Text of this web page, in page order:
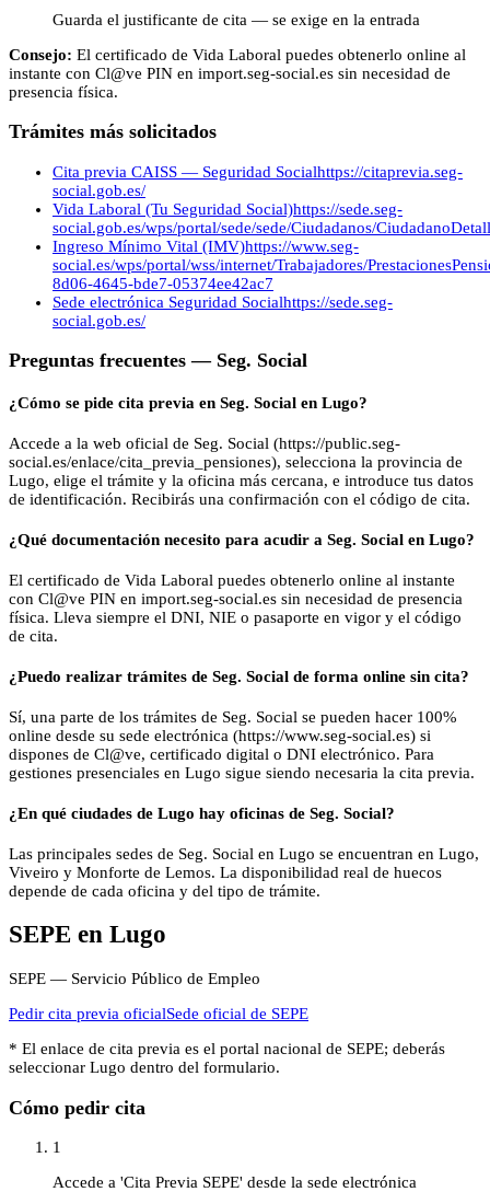
Guarda el justificante de cita — se exige en la entrada
Consejo: El certificado de Vida Laboral puedes obtenerlo online al
instante con Cl@ve PIN en import.seg-social.es sin necesidad de
presencia física.
Trámites más solicitados
Cita previa CAISS — Seguridad Socialhttps://citaprevia.seg-
social.gob.es/
Vida Laboral (Tu Seguridad Social)https://sede.seg-
social.gob.es/wps/portal/sede/sede/Ciudadanos/
Ingreso Mínimo Vital (IMV)https://www.seg-
social.es/wps/portal/wss/internet/Trabajadores/
8d06-4645-bde7-05374ee42ac7
Sede electrónica Seguridad Socialhttps://sede.seg-
social.gob.es/
Preguntas frecuentes — Seg. Social
¿Cómo se pide cita previa en Seg. Social en Lugo?
Accede a la web oficial de Seg. Social (https://public.seg-
social.es/enlace/cita_previa_pensiones), selecciona la provincia de
Lugo, elige el trámite y la oficina más cercana, e introduce tus datos
de identificación. Recibirás una confirmación con el código de cita.
¿Qué documentación necesito para acudir a Seg. Social en Lugo?
El certificado de Vida Laboral puedes obtenerlo online al instante
con Cl@ve PIN en import.seg-social.es sin necesidad de presencia
física. Lleva siempre el DNI, NIE o pasaporte en vigor y el código
de cita.
¿Puedo realizar trámites de Seg. Social de forma online sin cita?
Sí, una parte de los trámites de Seg. Social se pueden hacer 100%
online desde su sede electrónica (https://www.seg-social.es) si
dispones de Cl@ve, certificado digital o DNI electrónico. Para
gestiones presenciales en Lugo sigue siendo necesaria la cita previa.
¿En qué ciudades de Lugo hay oficinas de Seg. Social?
Las principales sedes de Seg. Social en Lugo se encuentran en Lugo,
Viveiro y Monforte de Lemos. La disponibilidad real de huecos
depende de cada oficina y del tipo de trámite.
SEPE en Lugo
SEPE — Servicio Público de Empleo
Pedir cita previa oficialSede oficial de SEPE
* El enlace de cita previa es el portal nacional de SEPE; deberás
seleccionar Lugo dentro del formulario.
Cómo pedir cita
1
Accede a 'Cita Previa SEPE' desde la sede electrónica